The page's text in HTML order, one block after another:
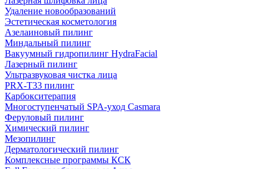
Удаление новообразований
Эстетическая косметология
Азелаиновый пилинг
Миндальный пилинг
Вакуумный гидропилинг HydraFacial
Лазерный пилинг
Ультразвуковая чистка лица
PRX-T33 пилинг
Карбокситерапия
Многоступенчатый SPA-уход Сasmara
Феруловый пилинг
Химический пилинг
Мезопилинг
Дерматологический пилинг
Комплексные программы КСК